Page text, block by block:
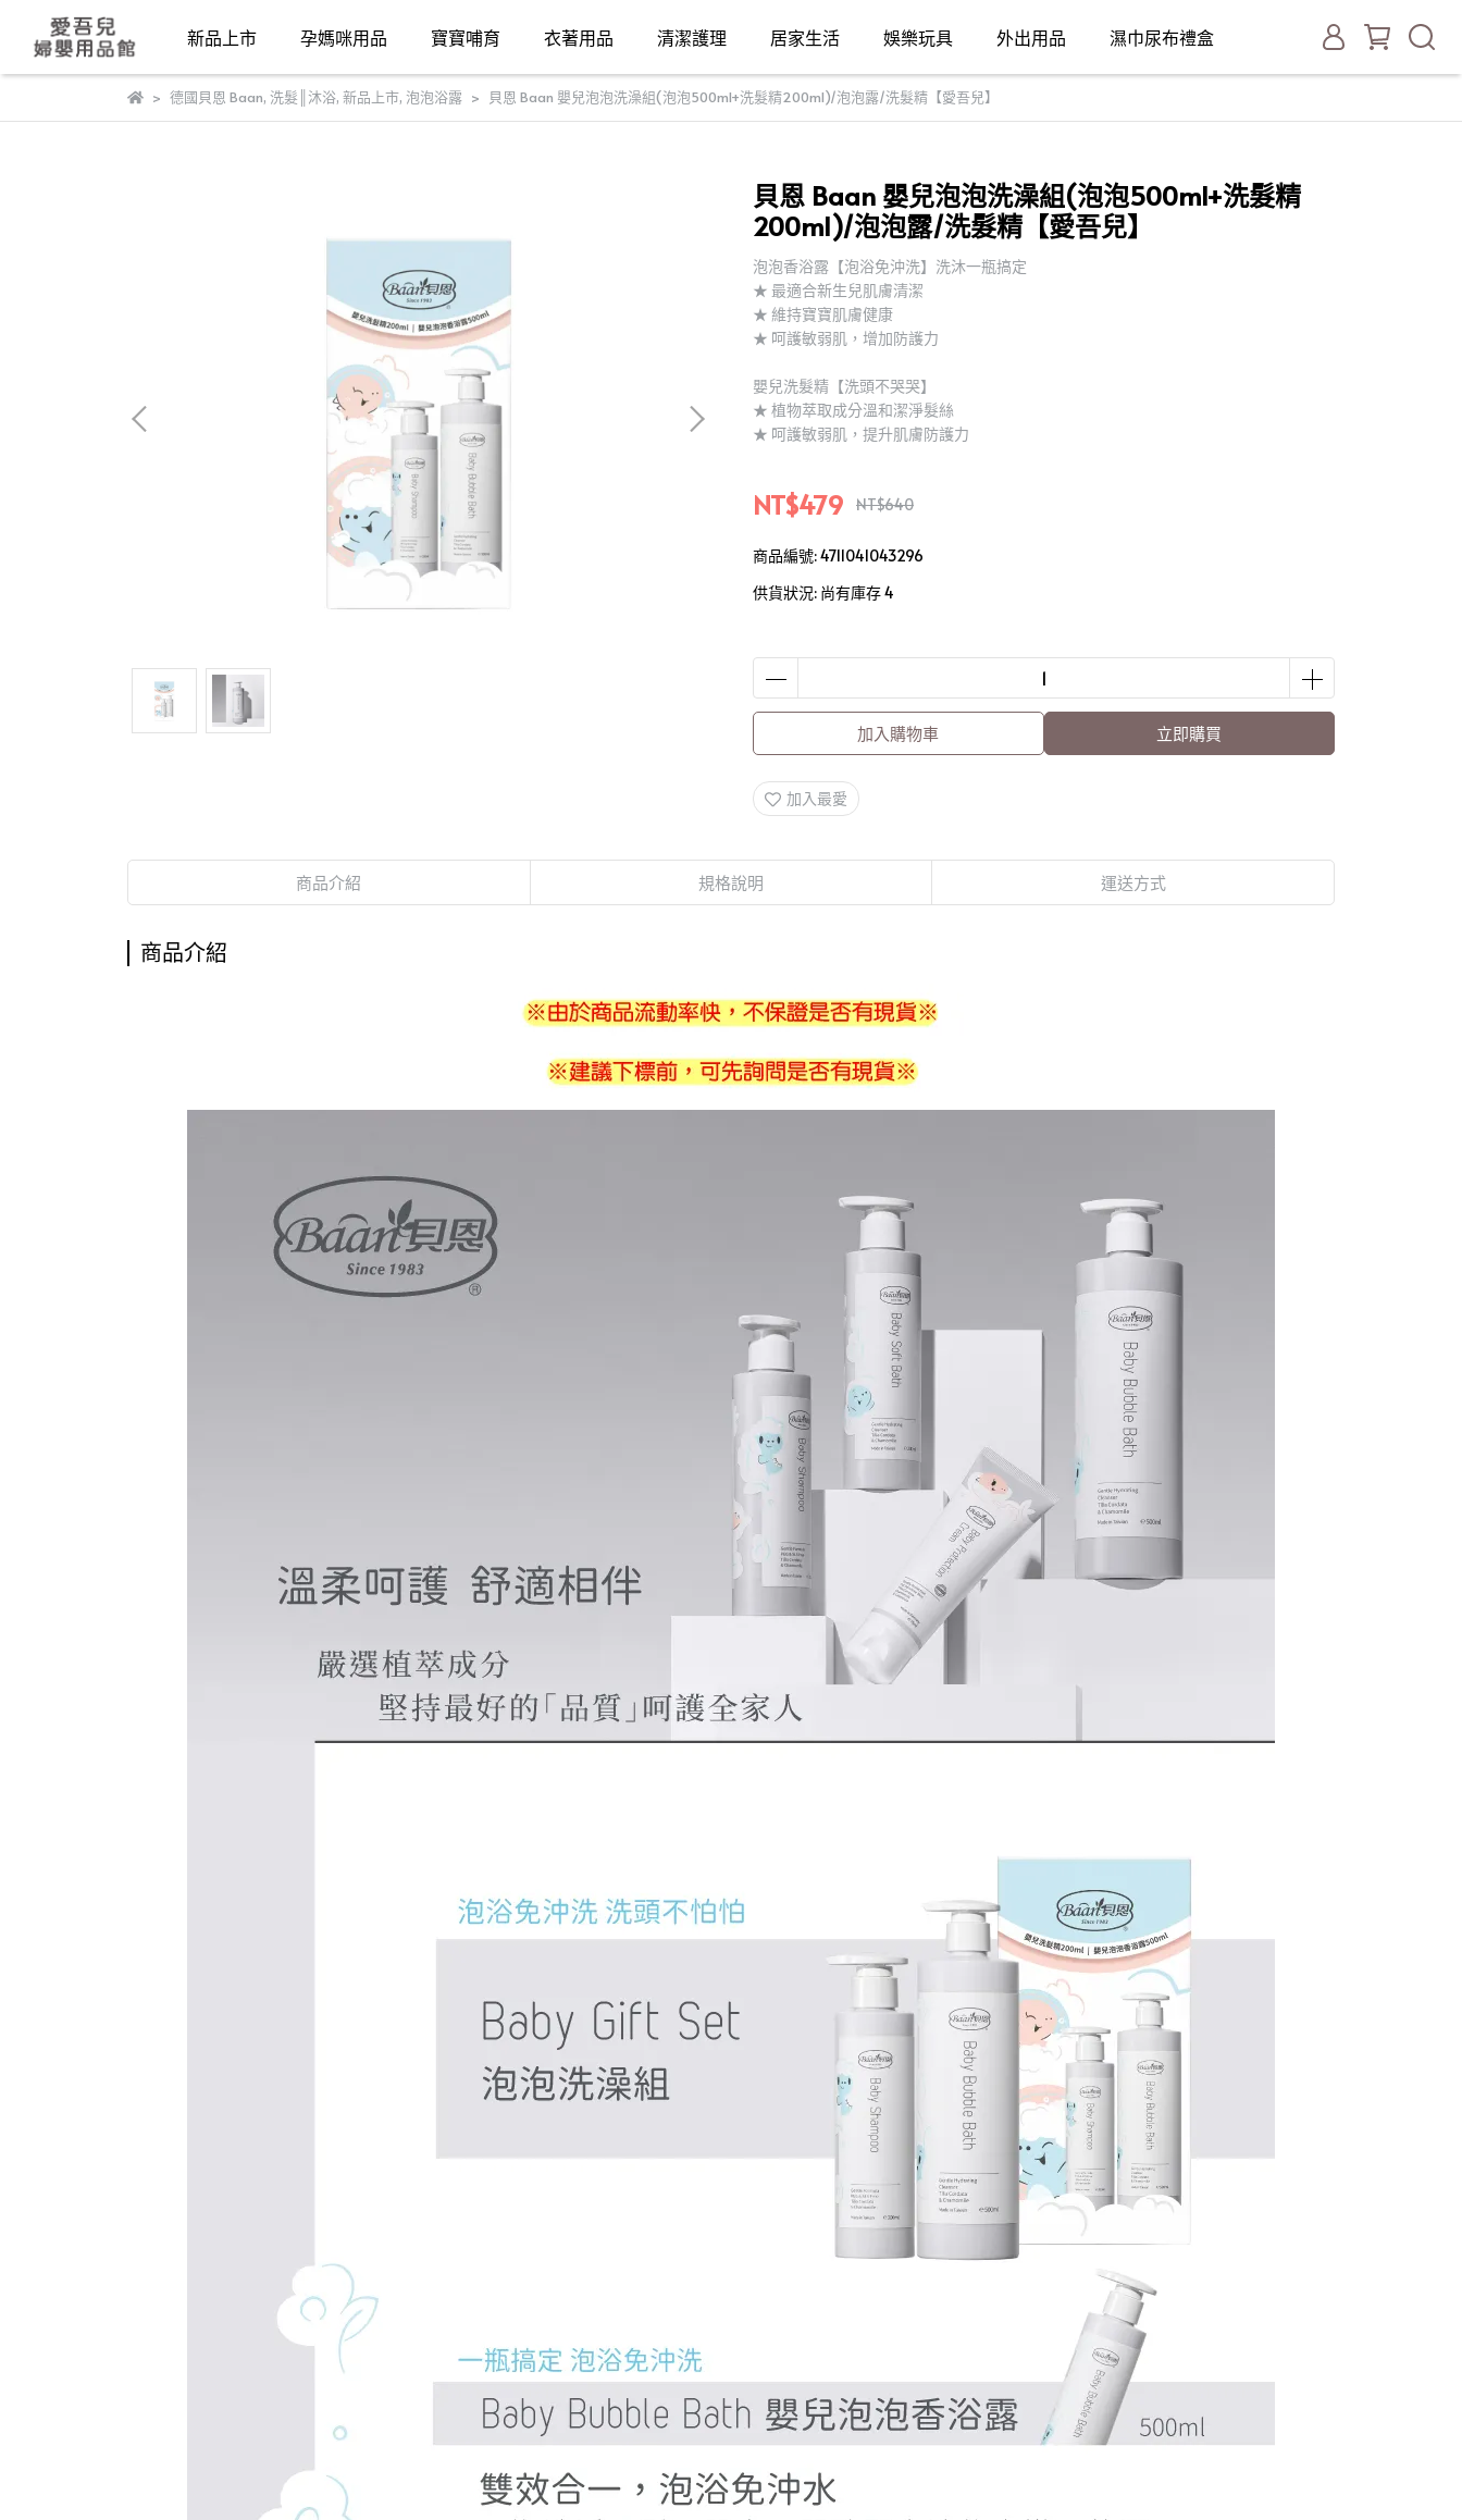
新品上市 孕媽咪用品 寶寶哺育 衣著用品 清潔護理 居家生活 娛樂玩具 外出用品 濕巾尿布禮盒
德國貝恩 Baan, 洗髮║沐浴, 新品上市, 泡泡浴露 貝恩 Baan 嬰兒泡泡洗澡組(泡泡500ml+洗髮精200ml)/泡泡露/洗髮精【愛吾兒】
貝恩 Baan 嬰兒泡泡洗澡組(泡泡500ml+洗髮精
200ml)/泡泡露/洗髮精【愛吾兒】
泡泡香浴露【泡浴免沖洗】洗沐一瓶搞定
★ 最適合新生兒肌膚清潔
★ 維持寶寶肌膚健康
★ 呵護敏弱肌，增加防護力
嬰兒洗髮精【洗頭不哭哭】
★ 植物萃取成分溫和潔淨髮絲
★ 呵護敏弱肌，提升肌膚防護力
NT$479 NT$640
商品編號:4711041043296
供貨狀況: 尚有庫存 4
加入購物車 立即購買
加入最愛
商品介紹 規格說明 運送方式
商品介紹